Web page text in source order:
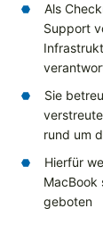
Als
Support
Sie
rund um
Hierfür
MacBook
geboten